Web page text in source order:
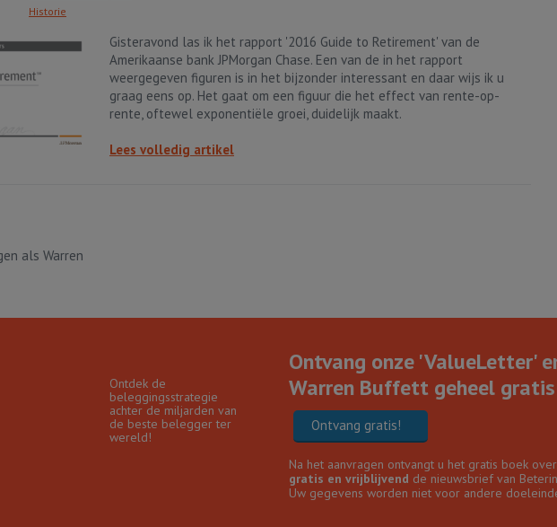
Historie
Gisteravond las ik het rapport '2016 Guide to Retirement' van de
Amerikaanse bank JPMorgan Chase. Een van de in het rapport
weergegeven figuren is in het bijzonder interessant en daar wijs ik u
graag eens op. Het gaat om een figuur die het effect van rente-op-
rente, oftewel exponentiële groei, duidelijk maakt.
Lees volledig artikel
Ontdek de
beleggingsstrategie
achter de miljarden van
de beste belegger ter
wereld!
Ontvang onze 'ValueLetter'
Warren Buffett geheel
Ontvang gratis!
Na het aanvragen ontvangt u het gratis boek
gratis en vrijblijvend de nieuwsbrief van
Uw gegevens worden niet voor andere